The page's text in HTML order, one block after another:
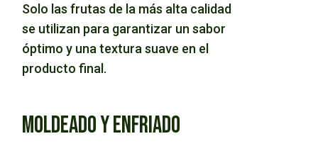
Solo las frutas de la más alta calidad
se utilizan para garantizar un sabor
óptimo y una textura suave en el
producto final.
MOLDEADO Y ENFRIADO